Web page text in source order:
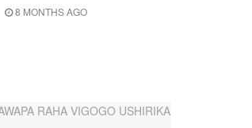
8 MONTHS AGO